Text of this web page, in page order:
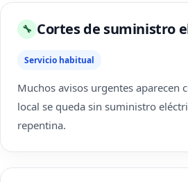
🔧 Cortes de suministro
Servicio habitual
Muchos avisos urgentes aparecen
local se queda sin suministro
repentina.